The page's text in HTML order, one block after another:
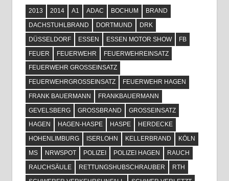
2013 2014 A1 ADAC BOCHUM
BRAND
DACHSTUHLBRAND
DORTMUND
DRK
DÜSSELDORF
ESSEN ESSEN MOTOR SHOW
FB
FEUER
FEUERWEHR
FEUERWEHREINSATZ
FEUERWEHR GROSSEINSATZ
FEUERWEHRGROSSEINSATZ
FEUERWEHR HAGEN
FRANK BAUERMANN
FRANKBAUERMANN
GEVELSBERG
GROSSBRAND
GROSSEINSATZ
HAGEN
HAGEN-HASPE HASPE
HERDECKE
HOHENLIMBURG
ISERLOHN KELLERBRAND
KÖLN
MS
NRWSPOT POLIZEI POLIZEI HAGEN
RAUCH
RAUCHSÄULE
RETTUNGSHUBSCHRAUBER
RTH